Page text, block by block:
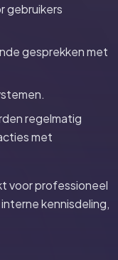
gebruikers
gesprekken met
regelmatig
met
voor professioneel
kennisdeling,